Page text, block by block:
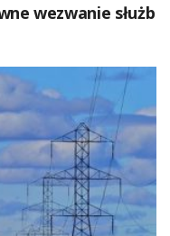
wezwanie służb